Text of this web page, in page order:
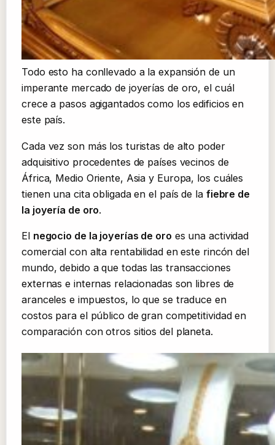
Todo esto ha conllevado a la expansión de un
imperante mercado de joyerías de oro, el cuál
crece a pasos agigantados como los edificios en
este país.
Cada vez son más los turistas de alto poder
adquisitivo procedentes de países vecinos de
África, Medio Oriente, Asia y Europa, los cuáles
tienen una cita obligada en el país de la fiebre de
la joyería de oro.
El negocio de la joyerías de oro es una actividad
comercial con alta rentabilidad en este rincón del
mundo, debido a que todas las transacciones
externas e internas relacionadas son libres de
aranceles e impuestos, lo que se traduce en
costos para el público de gran competitividad en
comparación con otros sitios del planeta.